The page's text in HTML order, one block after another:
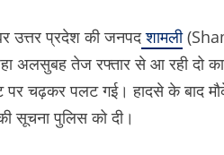
उत्तर प्रदेश की जनपदशामली
अलसुबह तेज रफ्तार से आ रही दो
पर चढ़कर पलट गई। हादसे के बाद
सूचना पुलिस को दी।